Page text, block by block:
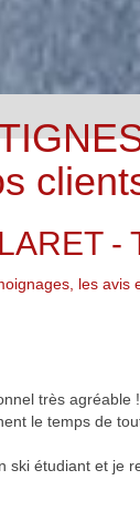
-
les avis
très agréable !
le temps de
ski étudiant et je